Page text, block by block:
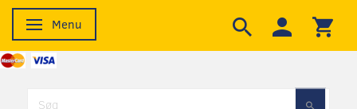
Skifte navigation
Menu